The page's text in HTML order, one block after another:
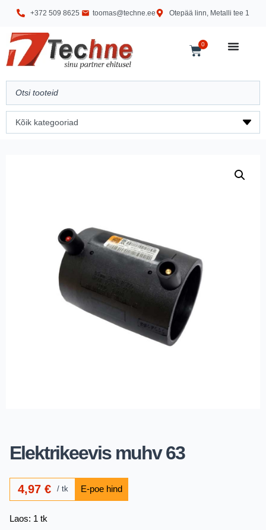
+372 509 8625 toomas@techne.ee Otepää linn, Metalli tee 1
0
Elektrikeevis muhv 63
4,97€ tk
Laos: 1 tk